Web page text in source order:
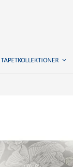
TAPETKOLLEKTIONER